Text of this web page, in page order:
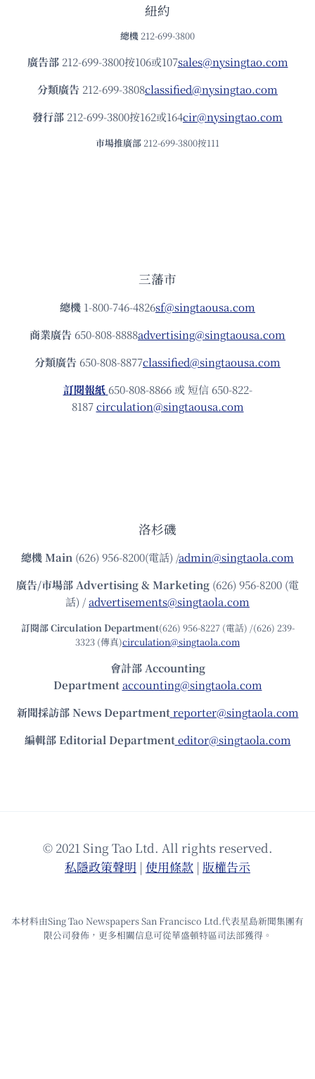
紐約
總機 212-699-3800
廣告部212-699-3800按106或107sales@nysingtao.com
分類廣告 212-699-3808classified@nysingtao.com
發⾏部 212-699-3800按162或164cir@nysingtao.com
市場推廣部 212-699-3800按111
三藩市
總機 1-800-746-4826sf@singtaousa.com
商業廣告 650-808-8888advertising@singtaousa.com
分類廣告 650-808-8877classified@singtaousa.com
訂閱報紙 650-808-8866 或 短信 650-822-
8187circulation@singtaousa.com
洛杉磯
總機Main (626) 956-8200(電話) /admin@singtaola.com
廣告/市場部Advertising & Marketing (626) 956-8200 (電
話) /advertisements@singtaola.com
訂閱部 Circulation Department(626) 956-8227 (電話) /(626) 239-
3323 (傳真)circulation@singtaola.com
會計部 Accounting
Department accounting@singtaola.com
新聞採訪部 News Department reporter@singtaola.com
編輯部 Editorial Department editor@singtaola.com
© 2021 Sing Tao Ltd. All rights reserved.
私隱政策聲明 | 使⽤條款 | 版權告⽰
本材料由Sing Tao Newspapers San Francisco Ltd.代表星島新聞集團有
限公司發佈，更多相關信息可從華盛頓特區司法部獲得。